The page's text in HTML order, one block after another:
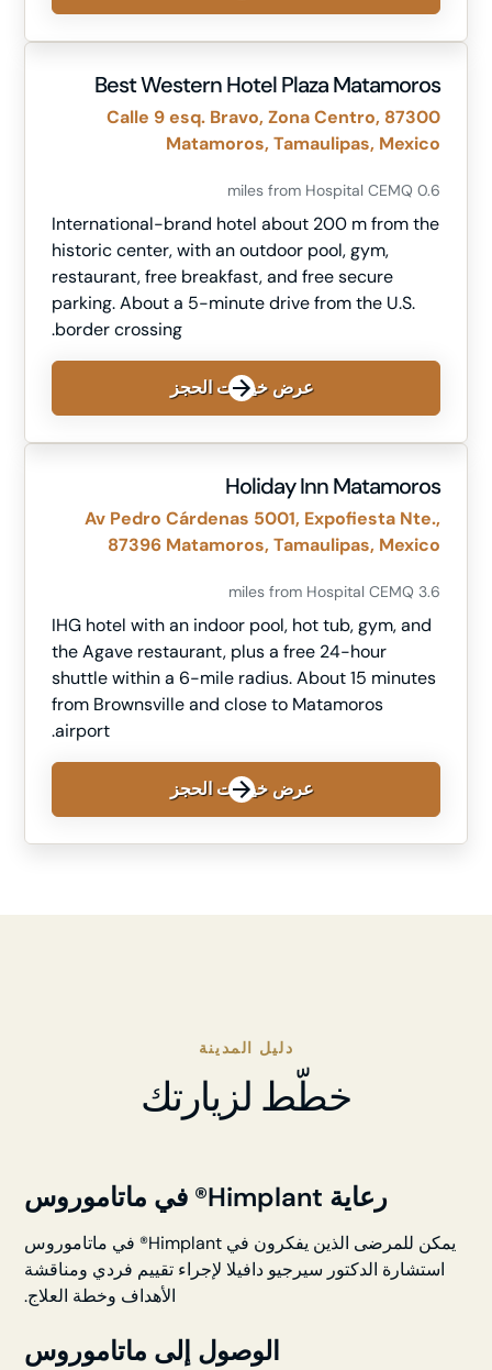
Best Western Hotel Plaza Matamoros
Calle 9 esq. Bravo, Zona Centro, 87300
Matamoros, Tamaulipas, Mexico
0.6 miles from Hospital CEMQ
International-brand hotel about 200 m from the
historic center, with an outdoor pool, gym,
restaurant, free breakfast, and free secure
parking. About a 5-minute drive from the U.S.
border crossing.
عرض خيارات الحجز
Holiday Inn Matamoros
Av Pedro Cárdenas 5001, Expofiesta Nte.,
87396 Matamoros, Tamaulipas, Mexico
3.6 miles from Hospital CEMQ
IHG hotel with an indoor pool, hot tub, gym, and
the Agave restaurant, plus a free 24-hour
shuttle within a 6-mile radius. About 15 minutes
from Brownsville and close to Matamoros
airport.
عرض خيارات الحجز
دليل المدينة
خطّط لزيارتك
رعاية Himplant® في ماتاموروس
يمكن للمرضى الذين يفكرون في Himplant® في ماتاموروس
استشارة الدكتور سيرجيو دافيلا لإجراء تقييم فردي ومناقشة
الأهداف وخطة العلاج.
الوصول إلى ماتاموروس